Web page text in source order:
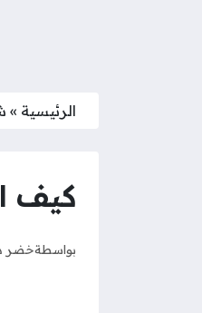
الرئيسية »
كيف
بواسطةخضر